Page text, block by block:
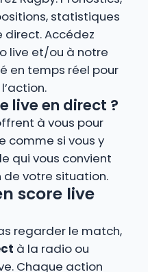
statistiques
direct. Accédez
live et/ou à notre
en temps réel pour
live en direct ?
à vous pour
comme si vous y
qui vous convient
de votre situation.
score live
regarder le match,
à la radio ou
Chaque action